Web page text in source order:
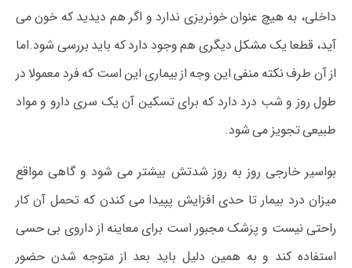
داخلی، به هیچ عنوان خونریزی ندارد و اگر هم دیدید که خون می
آید، قطعا یک مشکل دیگری هم وجود دارد که باید بررسی شود.اما
از آن طرف نکته منفی این وجه از بیماری این است که فرد معمولا در
طول روز و شب درد دارد که برای تسکین آن یک سری دارو و مواد
طبیعی تجویز می شود.
بواسیر خارجی روز به روز شدتش بیشتر می شود و گاهی مواقع
میزان درد بیمار تا حدی افزایش پپیدا می کندن که تحمل آن کار
راحتی نیست و پزشک مجبور است برای معاینه از داروی بی حسی
استفاده کند و به همین دلیل باید بعد از متوجه شدن حضور